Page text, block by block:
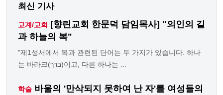
최신 기사
교계/교회 [향린교회 한문덕 담임목사] "의인의 길
과 하늘의 복"
"제1성서에서 복과 관련된 단어는 두 가지가 있습니다. 하나
는 바라크(ברך)이고, 다른 하나는 ...
학술 바울의 '만삭되지 못하여 난 자'를 여성들의